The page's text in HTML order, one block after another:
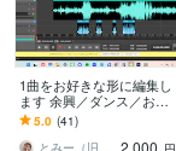
1曲をお好きな形に編集し
ます 余興／ダンス／お遊
戯／発表会／歌唱コンク
ール／ステージ発表
5.0 (41)
とみー（旧 まいたけ）
2,000